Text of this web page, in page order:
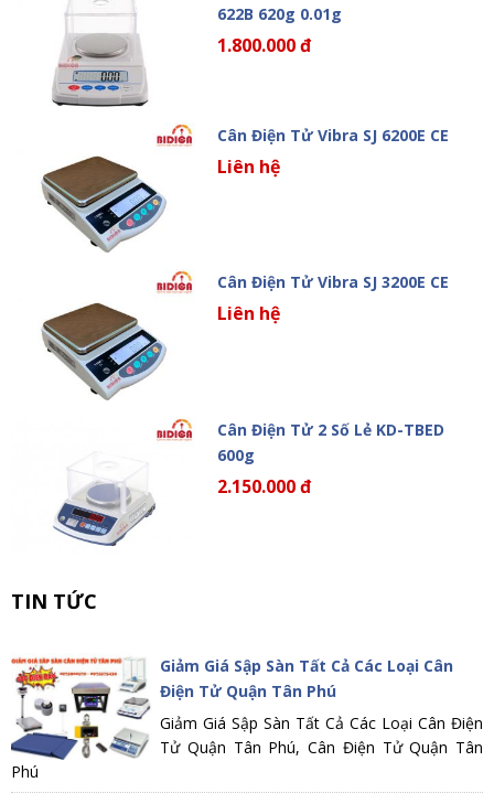
622B 620g 0.01g
1.800.000 đ
Cân Điện Tử Vibra SJ 6200E CE
Liên hệ
Cân Điện Tử Vibra SJ 3200E CE
Liên hệ
Cân Điện Tử 2 Số Lẻ KD-TBED
600g
2.150.000 đ
TIN TỨC
Giảm Giá Sập Sàn Tất Cả Các Loại Cân
Điện Tử Quận Tân Phú
Giảm Giá Sập Sàn Tất Cả Các Loại Cân Điện
Tử Quận Tân Phú, Cân Điện Tử Quận Tân
Phú